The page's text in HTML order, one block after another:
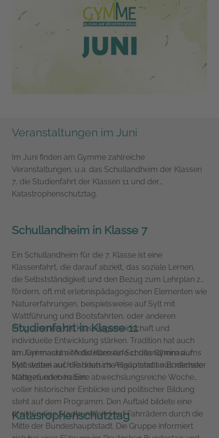
hautnah erleben konnten.
Veranstaltungen im Juni
Im Juni finden am Gymme zahlreiche
Veranstaltungen, u.a. das Schullandheim der Klassen
7, die Studienfahrt der Klassen 11 und der
Katastrophenschutztag.
Schullandheim in Klasse 7
Ein Schullandheim für die 7. Klasse ist eine
Klassenfahrt, die darauf abzielt, das soziale Lernen,
die Selbstständigkeit und den Bezug zum Lehrplan zu
fördern, oft mit erlebnispädagogischen Elementen wie
Naturerfahrungen, beispielsweise auf Sylt mit
Wattführung und Bootsfahrten, oder anderen
Programmen, die Klassengemeinschaft und
individuelle Entwicklung stärken. Tradition hat auch
am Gymnasium Meßstetten ein Schullandheim auf
Sylt, wobei auch Fahrten ins Allgäu und an Bodensee
stattgefunden haben.
Studienfahrt in Klasse 11
Im Juni macht sich die Kursstufe 11 des Gymnasiums
Meßstetten auf, die deutsche Hauptstadt aus nächster
Nähe zu erleben. Eine abwechslungsreiche Woche
voller historischer Einblicke und politischer Bildung
steht auf dem Programm. Den Auftakt bildete eine
dreistündige Stadtrundfahrt auf Fahrrädern durch die
Mitte der Bundeshauptstadt. Die Gruppe informiert
Katasrophenschutztag